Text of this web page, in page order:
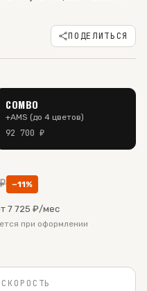
ПОДЕЛИТЬСЯ
COMBO
+AMS (до 4 цветов)
92 700 ₽
−11%
7 725 ₽/мес
при оформлении
СКОРОСТЬ